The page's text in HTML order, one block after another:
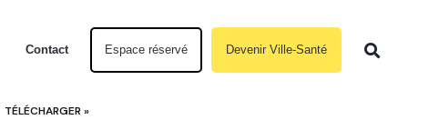
Contact Espace réservé Devenir Ville-Santé
TÉLÉCHARGER »